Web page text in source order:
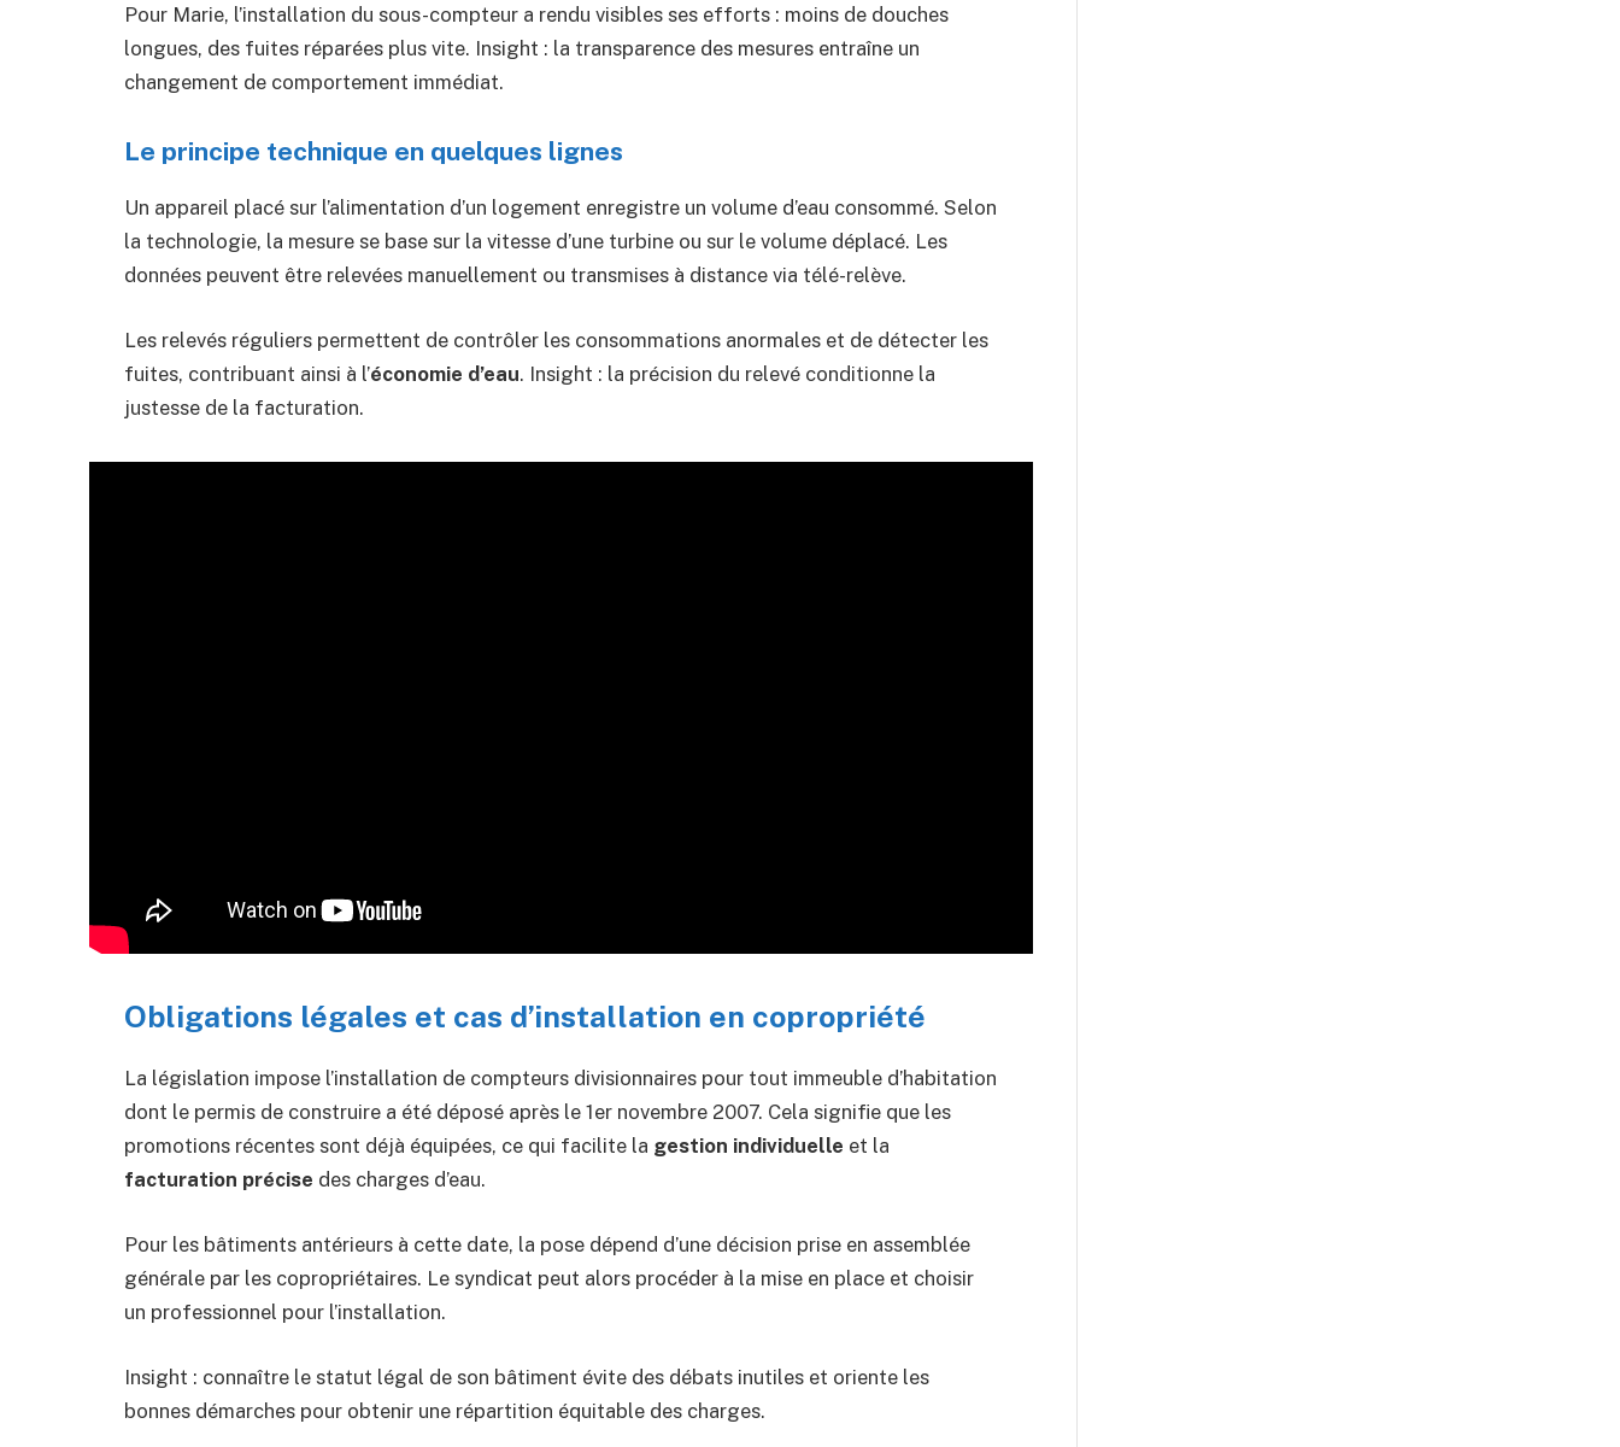
Pour Marie, l’installation du sous-compteur a rendu visibles ses efforts : moins de douches
longues, des fuites réparées plus vite. Insight : la transparence des mesures entraîne un
changement de comportement immédiat.
Le principe technique en quelques lignes
Un appareil placé sur l’alimentation d’un logement enregistre un volume d’eau consommé. Selon
la technologie, la mesure se base sur la vitesse d’une turbine ou sur le volume déplacé. Les
données peuvent être relevées manuellement ou transmises à distance via télé-relève.
Les relevés réguliers permettent de contrôler les consommations anormales et de détecter les
fuites, contribuant ainsi à l’économie d’eau. Insight : la précision du relevé conditionne la
justesse de la facturation.
Obligations légales et cas d’installation en copropriété
La législation impose l’installation de compteurs divisionnaires pour tout immeuble d’habitation
dont le permis de construire a été déposé après le 1er novembre 2007. Cela signifie que les
promotions récentes sont déjà équipées, ce qui facilite la gestion individuelle et la
facturation précise des charges d’eau.
Pour les bâtiments antérieurs à cette date, la pose dépend d’une décision prise en assemblée
générale par les copropriétaires. Le syndicat peut alors procéder à la mise en place et choisir
un professionnel pour l’installation.
Insight : connaître le statut légal de son bâtiment évite des débats inutiles et oriente les
bonnes démarches pour obtenir une répartition équitable des charges.